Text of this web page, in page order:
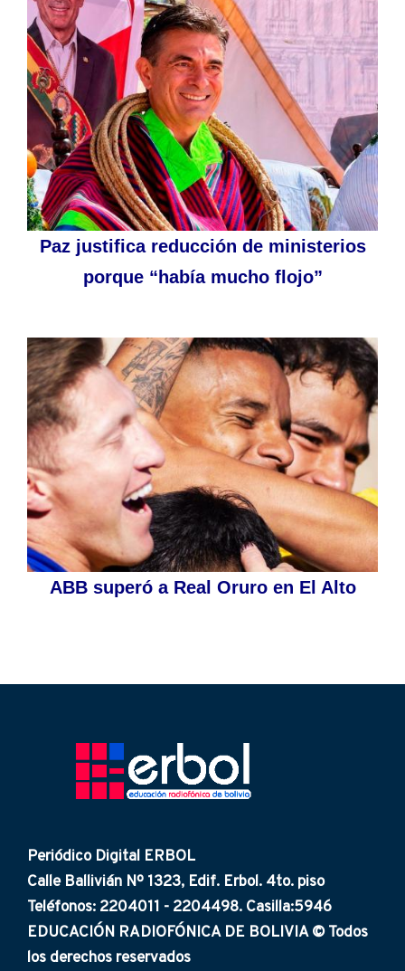
Paz justifica reducción de ministerios
porque “había mucho flojo”
ABB superó a Real Oruro en El Alto
Periódico Digital ERBOL
Calle Ballivián Nº 1323, Edif. Erbol. 4to. piso
Teléfonos: 2204011 - 2204498. Casilla:5946
EDUCACIÓN RADIOFÓNICA DE BOLIVIA © Todos
los derechos reservados